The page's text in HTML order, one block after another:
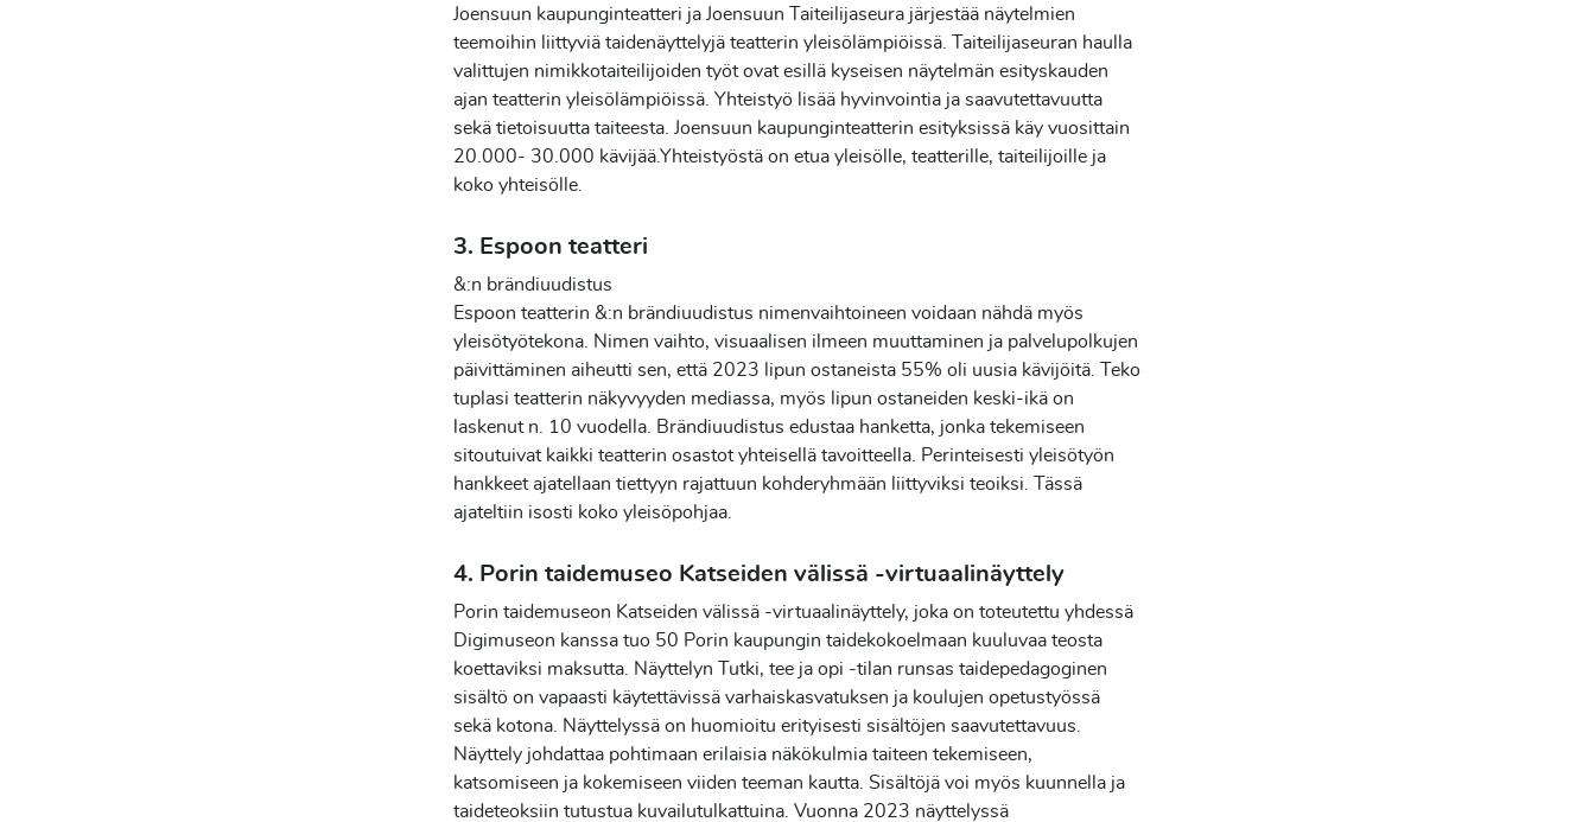
Joensuun kaupunginteatteri ja Joensuun Taiteilijaseura järjestää näytelmien
teemoihin liittyviä taidenäyttelyjä teatterin yleisölämpiöissä. Taiteilijaseuran haulla
valittujen nimikkotaiteilijoiden työt ovat esillä kyseisen näytelmän esityskauden
ajan teatterin yleisölämpiöissä. Yhteistyö lisää hyvinvointia ja saavutettavuutta
sekä tietoisuutta taiteesta. Joensuun kaupunginteatterin esityksissä käy vuosittain
20.000- 30.000 kävijää.Yhteistyöstä on etua yleisölle, teatterille, taiteilijoille ja
koko yhteisölle.
3. Espoon teatteri
&:n brändiuudistus
Espoon teatterin &:n brändiuudistus nimenvaihtoineen voidaan nähdä myös
yleisötyötekona. Nimen vaihto, visuaalisen ilmeen muuttaminen ja palvelupolkujen
päivittäminen aiheutti sen, että 2023 lipun ostaneista 55% oli uusia kävijöitä. Teko
tuplasi teatterin näkyvyyden mediassa, myös lipun ostaneiden keski-ikä on
laskenut n. 10 vuodella. Brändiuudistus edustaa hanketta, jonka tekemiseen
sitoutuivat kaikki teatterin osastot yhteisellä tavoitteella. Perinteisesti yleisötyön
hankkeet ajatellaan tiettyyn rajattuun kohderyhmään liittyviksi teoiksi. Tässä
ajateltiin isosti koko yleisöpohjaa.
4. Porin taidemuseo Katseiden välissä -virtuaalinäyttely
Porin taidemuseon Katseiden välissä -virtuaalinäyttely, joka on toteutettu yhdessä
Digimuseon kanssa tuo 50 Porin kaupungin taidekokoelmaan kuuluvaa teosta
koettaviksi maksutta. Näyttelyn Tutki, tee ja opi -tilan runsas taidepedagoginen
sisältö on vapaasti käytettävissä varhaiskasvatuksen ja koulujen opetustyössä
sekä kotona. Näyttelyssä on huomioitu erityisesti sisältöjen saavutettavuus.
Näyttely johdattaa pohtimaan erilaisia näkökulmia taiteen tekemiseen,
katsomiseen ja kokemiseen viiden teeman kautta. Sisältöjä voi myös kuunnella ja
taideteoksiin tutustua kuvailutulkattuina. Vuonna 2023 näyttelyssä